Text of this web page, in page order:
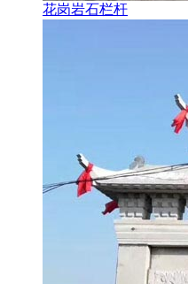
花岗岩石栏杆